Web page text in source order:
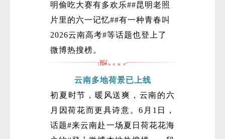
明偷吃大赛有多欢乐##昆明老照
片里的六一记忆##有一种青春叫
2026云南高考#等话题也登上了
微博热搜榜。
云南多地荷景已上线
初夏时节，暖风送爽，云南的六
月因荷花而更具诗意。6月1日，
话题#来云南赴一场夏日荷花花海